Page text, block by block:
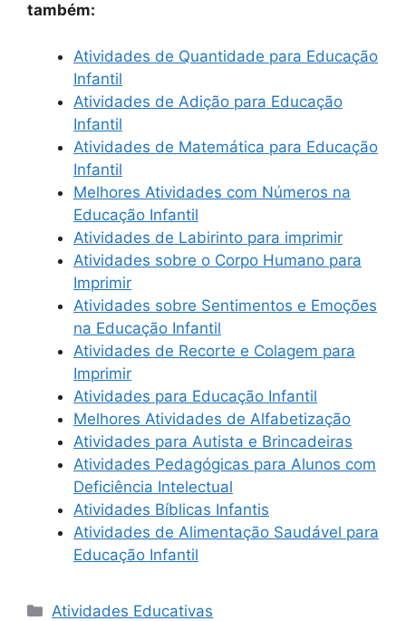
também:
Atividades de Quantidade para Educação
Infantil
Atividades de Adição para Educação
Infantil
Atividades de Matemática para Educação
Infantil
Melhores Atividades com Números na
Educação Infantil
Atividades de Labirinto para imprimir
Atividades sobre o Corpo Humano para
Imprimir
Atividades sobre Sentimentos e Emoções
na Educação Infantil
Atividades de Recorte e Colagem para
Imprimir
Atividades para Educação Infantil
Melhores Atividades de Alfabetização
Atividades para Autista e Brincadeiras
Atividades Pedagógicas para Alunos com
Deficiência Intelectual
Atividades Bíblicas Infantis
Atividades de Alimentação Saudável para
Educação Infantil
Categorias
Atividades Educativas